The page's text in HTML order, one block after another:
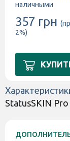
наличными
357 грн
2%)
StatusSKIN